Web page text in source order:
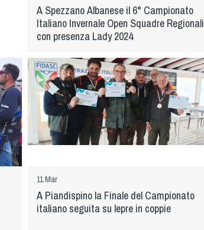
A Spezzano Albanese il 6° Campionato
Italiano Invernale Open Squadre Regionali
con presenza Lady 2024
11 Mar
A Piandispino la Finale del Campionato
italiano seguita su lepre in coppie